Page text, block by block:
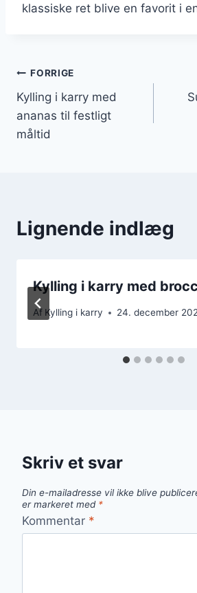
klassiske ret blive en favorit i
Indlægsnavigation
FORRIGE
Kylling i karry med
ananas til festligt
måltid
Lignende indlæg
Kylling i karry med
Af Kylling i karry 24. december
Skriv et svar
Din e-mailadresse vil ikke blive
er markeret med *
Kommentar *